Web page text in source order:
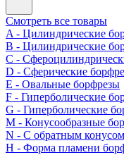
Смотреть все товары
A - Цилиндрические
B - Цилиндрические
C -
D - Сферические
E - Овальные борфрезы
F - Гиперболические
G - Гиперболические
M - Конусообразные
N - С обратным
H - Форма пламени